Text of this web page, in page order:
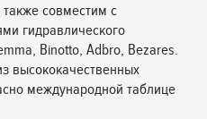
совместим с
гидравлического
Binotto, Adbro, Bezares.
высококачественных
международной таблице